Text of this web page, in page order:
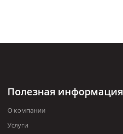
Полезная информация
О компании
Услуги